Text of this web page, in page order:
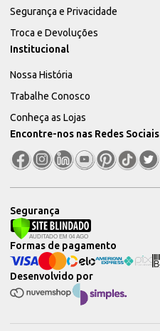
Segurança e Privacidade
Troca e Devoluções
Institucional
Nossa História
Trabalhe Conosco
Conheça as Lojas
Encontre-nos nas Redes Sociais
Segurança
Desenvolvido por
Formas de pagamento